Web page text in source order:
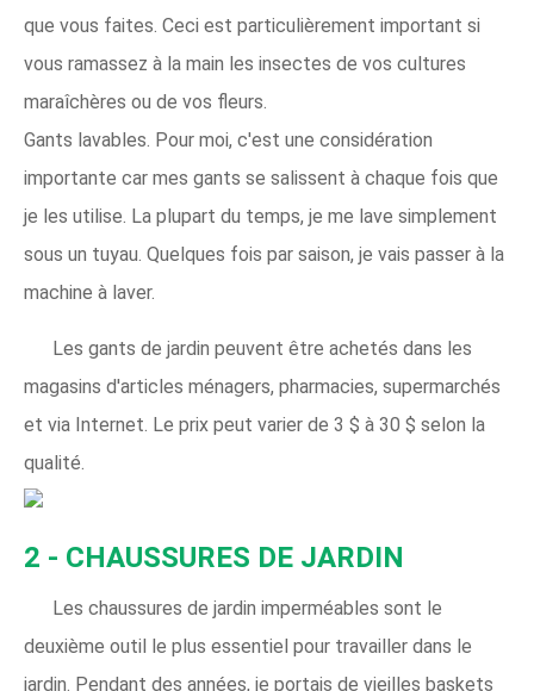
que vous faites. Ceci est particulièrement important si
vous ramassez à la main les insectes de vos cultures
maraîchères ou de vos fleurs.
Gants lavables. Pour moi, c'est une considération
importante car mes gants se salissent à chaque fois que
je les utilise. La plupart du temps, je me lave simplement
sous un tuyau. Quelques fois par saison, je vais passer à la
machine à laver.
Les gants de jardin peuvent être achetés dans les
magasins d'articles ménagers, pharmacies, supermarchés
et via Internet. Le prix peut varier de 3 $ à 30 $ selon la
qualité.
2 - CHAUSSURES DE JARDIN
Les chaussures de jardin imperméables sont le
deuxième outil le plus essentiel pour travailler dans le
jardin. Pendant des années, je portais de vieilles baskets